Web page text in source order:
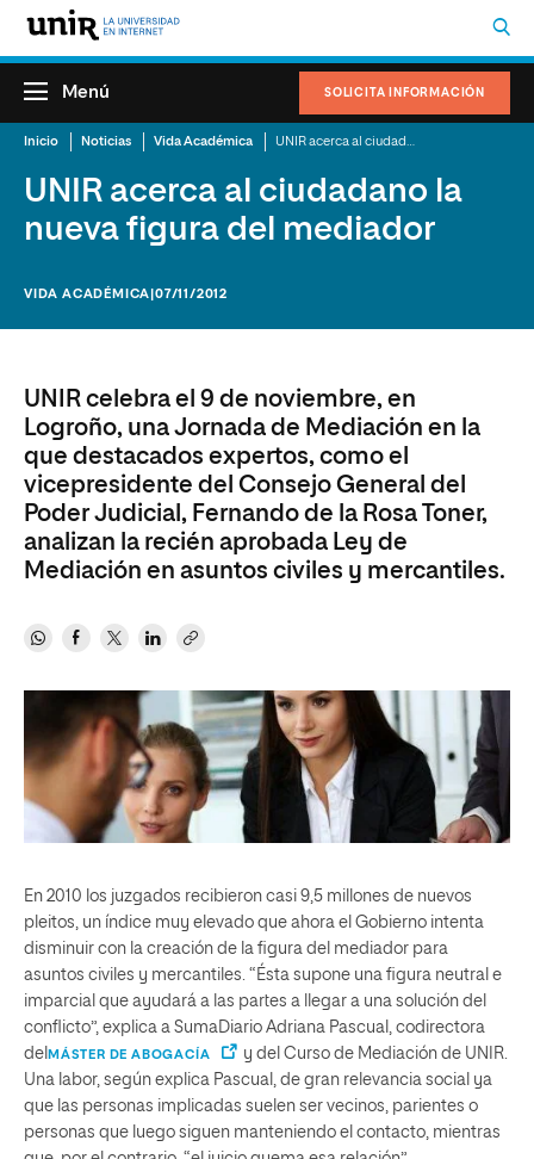
SOLICITA INFORMACIÓN
Menú
Inicio Noticias Vida Académica
UNIR acerca al ciudadano la
nueva figura del mediador
VIDA ACADÉMICA |07/11/2012
UNIR celebra el 9 de noviembre, en
Logroño, una Jornada de Mediación en la
que destacados expertos, como el
vicepresidente del Consejo General del
Poder Judicial, Fernando de la Rosa Toner,
analizan la recién aprobada Ley de
Mediación en asuntos civiles y mercantiles.
En 2010 los juzgados recibieron casi 9,5 millones de nuevos
pleitos, un índice muy elevado que ahora el Gobierno intenta
disminuir con la creación de la figura del mediador para
asuntos civiles y mercantiles. “Ésta supone una figura neutral e
imparcial que ayudará a las partes a llegar a una solución del
conflicto”, explica a SumaDiario Adriana Pascual, codirectora
del MÁSTER DE ABOGACÍA
y del Curso de Mediación de UNIR.
Una labor, según explica Pascual, de gran relevancia social ya
que las personas implicadas suelen ser vecinos, parientes o
personas que luego siguen manteniendo el contacto, mientras